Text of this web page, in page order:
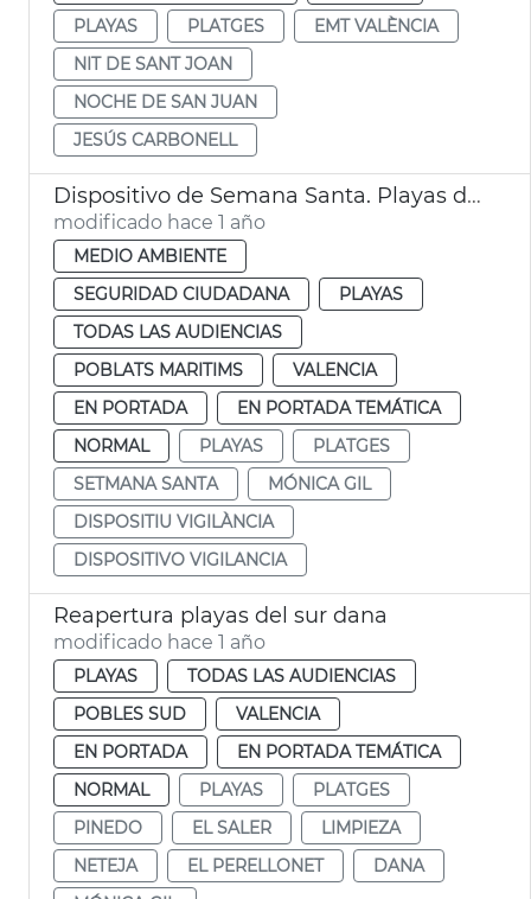
PLAYAS
PLATGES
EMT VALÈNCIA
NIT DE SANT JOAN
NOCHE DE SAN JUAN
JESÚS CARBONELL
Dispositivo de Semana Santa. Playas de València
modificado hace 1 año
MEDIO AMBIENTE
SEGURIDAD CIUDADANA
PLAYAS
TODAS LAS AUDIENCIAS
POBLATS MARITIMS
VALENCIA
EN PORTADA
EN PORTADA TEMÁTICA
NORMAL
PLAYAS
PLATGES
SETMANA SANTA
MÓNICA GIL
DISPOSITIU VIGILÀNCIA
DISPOSITIVO VIGILANCIA
Reapertura playas del sur dana
modificado hace 1 año
PLAYAS
TODAS LAS AUDIENCIAS
POBLES SUD
VALENCIA
EN PORTADA
EN PORTADA TEMÁTICA
NORMAL
PLAYAS
PLATGES
PINEDO
EL SALER
LIMPIEZA
NETEJA
EL PERELLONET
DANA